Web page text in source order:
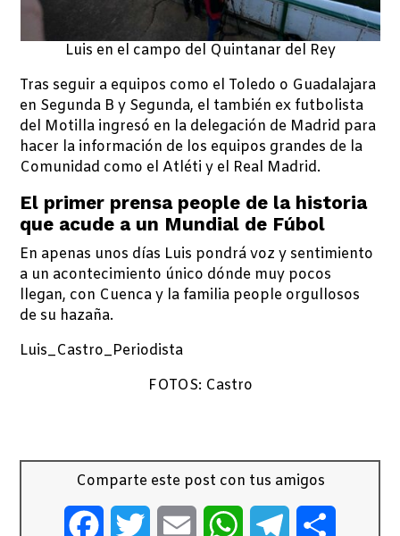
Luis en el campo del Quintanar del Rey
Tras seguir a equipos como el Toledo o Guadalajara
en Segunda B y Segunda, el también ex futbolista
del Motilla ingresó en la delegación de Madrid para
hacer la información de los equipos grandes de la
Comunidad como el Atléti y el Real Madrid.
El primer prensa people de la historia
que acude a un Mundial de Fúbol
En apenas unos días Luis pondrá voz y sentimiento
a un acontecimiento único dónde muy pocos
llegan, con Cuenca y la familia people orgullosos
de su hazaña.
Luis_Castro_Periodista
FOTOS: Castro
Comparte este post con tus amigos
FacebookTwitter Email WhatsAppTelegram